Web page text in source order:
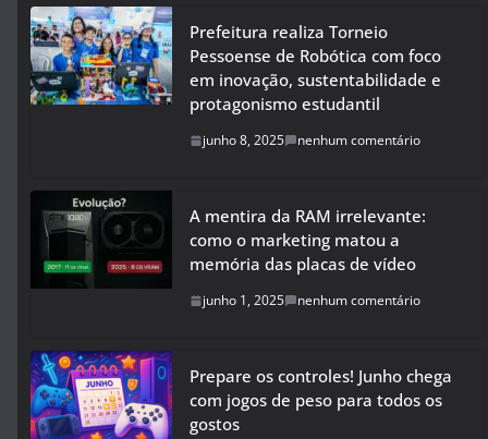
Prefeitura realiza Torneio
Pessoense de Robótica com foco
em inovação, sustentabilidade e
protagonismo estudantil
junho 8, 2025 nenhum comentário
A mentira da RAM irrelevante:
como o marketing matou a
memória das placas de vídeo
junho 1, 2025 nenhum comentário
Prepare os controles! Junho chega
com jogos de peso para todos os
gostos